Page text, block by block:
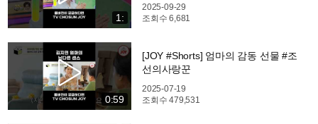
1:
2025-09-29
조회수6,681
0:59
[JOY #Shorts] 엄마의 감동 선물 #조
선의사랑꾼
2025-07-19
조회수479,531